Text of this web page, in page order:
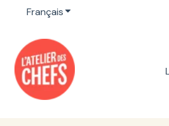
FrançaisAfficher le sous-menu